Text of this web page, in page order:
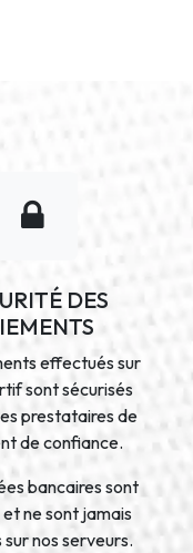
DES
effectués sur
sont sécurisés
prestataires de
de confiance.
bancaires sont
ne sont jamais
nos serveurs.